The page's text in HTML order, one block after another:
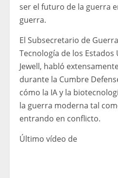
ser el futuro de la guerra
guerra.
El Subsecretario de
Tecnología de los Estados
Jewell, habló
durante la Cumbre
cómo la IA y la
la guerra moderna tal
entrando en conflicto.
Último vídeo de